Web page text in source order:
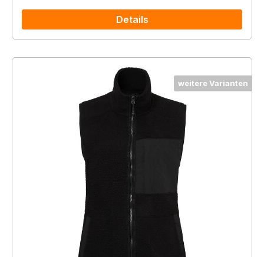
Details
weitere Varianten